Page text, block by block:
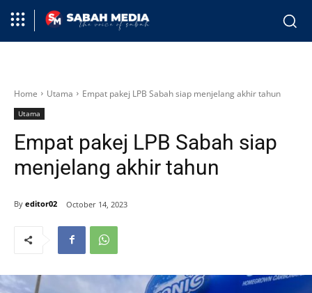
Home Utama Empat pakej LPB Sabah siap menjelang akhir tahun
Utama
Empat pakej LPB Sabah siap
menjelang akhir tahun
By editor02 October 14, 2023